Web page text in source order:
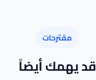
مقترحات
قد يهمك أيضاً